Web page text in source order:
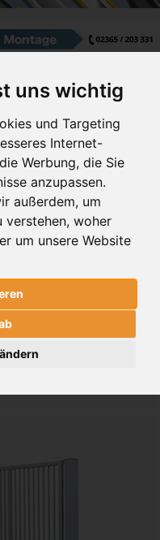
uns wichtig
und Targeting
Internet-
Werbung, die Sie
anzupassen.
außerdem, um
verstehen, woher
um unsere Website
Referenzen
System gelangen